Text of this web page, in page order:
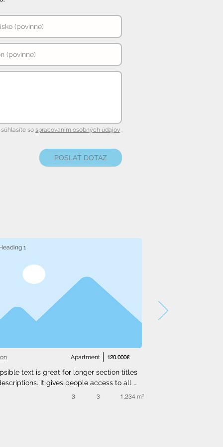
so spracovaním osobných údajov .
POSLAŤ DOTAZ
1
Apartment 120.000€
text is great for longer section titles
It gives people access to all
they need, while keeping your layout
3 3 1,234 m²